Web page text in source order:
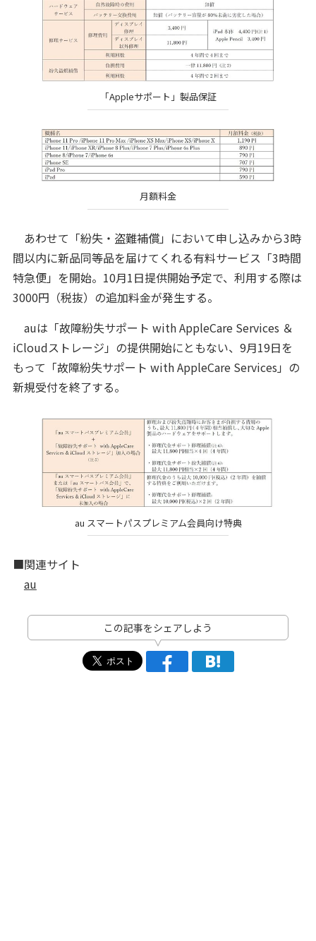
「Appleサポート」製品保証
月額料金
あわせて「紛失・盗難補償」において申し込みから3時
間以内に新品同等品を届けてくれる有料サービス「3時間
特急便」を開始。10月1日提供開始予定で、利用する際は
3000円（税抜）の追加料金が発生する。
auは「故障紛失サポート with AppleCare Services ＆
iCloudストレージ」の提供開始にともない、9月19日を
もって「故障紛失サポート with AppleCare Services」の
新規受付を終了する。
au スマートパスプレミアム会員向け特典
■関連サイト
au
この記事をシェアしよう